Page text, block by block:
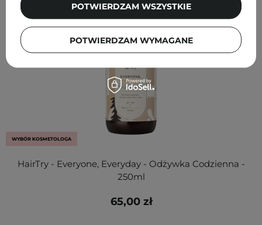
WYBÓR KOSMETOLOGA
HairTry - Everyone, Everyday - Odżywka Codzienna -
250ml
65,00 zł
POTWIERDZAM WYMAGANE
POTWIERDZAM WSZYSTKIE